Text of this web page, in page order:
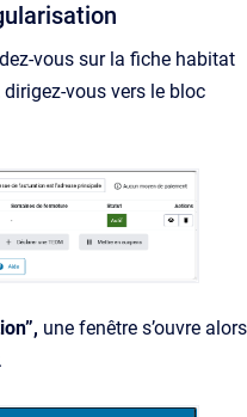
vous sur la fiche habitat
vous vers le bloc
une fenêtre s’ouvre alors